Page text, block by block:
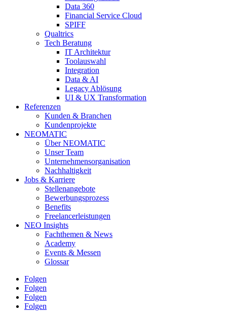
Data 360
Financial Service Cloud
SPIFF
Qualtrics
Tech Beratung
IT Architektur
Toolauswahl
Integration
Data & AI
Legacy Ablösung
UI & UX Transformation
Referenzen
Kunden & Branchen
Kundenprojekte
NEOMATIC
Über NEOMATIC
Unser Team
Unternehmensorganisation
Nachhaltigkeit
Jobs & Karriere
Stellenangebote
Bewerbungsprozess
Benefits
Freelancerleistungen
NEO Insights
Fachthemen & News
Academy
Events & Messen
Glossar
Folgen
Folgen
Folgen
Folgen